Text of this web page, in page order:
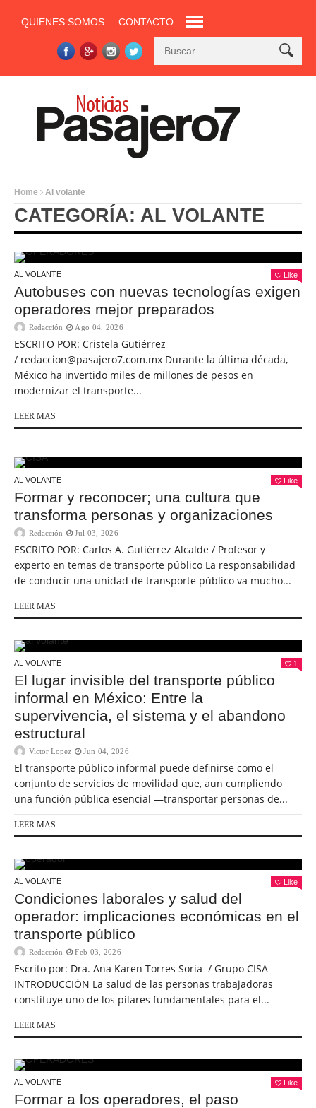
QUIENES SOMOS CONTACTO
Home Al volante
CATEGORÍA: AL VOLANTE
AL VOLANTE Like
Autobuses con nuevas tecnologías exigen
operadores mejor preparados
Redacción Ago 04, 2026
ESCRITO POR: Cristela Gutiérrez
/ redaccion@pasajero7.com.mx Durante la última década,
México ha invertido miles de millones de pesos en
modernizar el transporte...
LEER MAS
AL VOLANTE Like
Formar y reconocer; una cultura que
transforma personas y organizaciones
Redacción Jul 03, 2026
ESCRITO POR: Carlos A. Gutiérrez Alcalde / Profesor y
experto en temas de transporte público La responsabilidad
de conducir una unidad de transporte público va mucho...
LEER MAS
AL VOLANTE 1
El lugar invisible del transporte público
informal en México: Entre la
supervivencia, el sistema y el abandono
estructural
Victor Lopez Jun 04, 2026
El transporte público informal puede definirse como el
conjunto de servicios de movilidad que, aun cumpliendo
una función pública esencial —transportar personas de...
LEER MAS
AL VOLANTE Like
Condiciones laborales y salud del
operador: implicaciones económicas en el
transporte público
Redacción Feb 03, 2026
Escrito por: Dra. Ana Karen Torres Soria / Grupo CISA
INTRODUCCIÓN La salud de las personas trabajadoras
constituye uno de los pilares fundamentales para el...
LEER MAS
AL VOLANTE Like
Formar a los operadores, el paso